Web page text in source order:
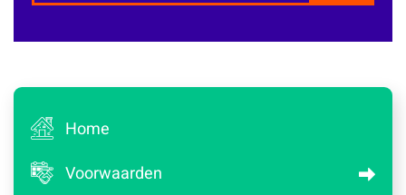
Home
Voorwaarden